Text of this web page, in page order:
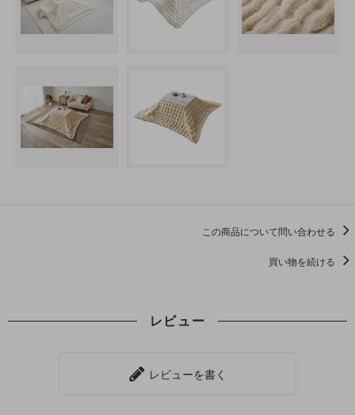
この商品について問い合わせる
買い物を続ける
レビュー
レビューを書く